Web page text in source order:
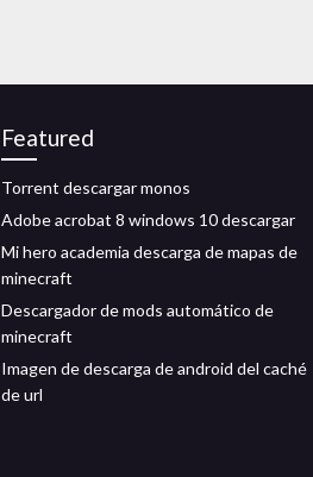
Featured
Torrent descargar monos
Adobe acrobat 8 ​​windows 10 descargar
Mi hero academia descarga de mapas de
minecraft
Descargador de mods automático de
minecraft
Imagen de descarga de android del caché
de url